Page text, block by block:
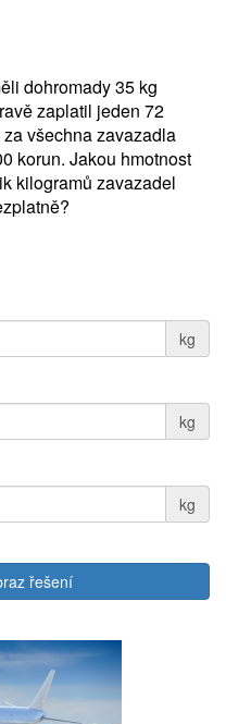
dohromady 35 kg
zaplatil jeden 72
všechna zavazadla
korun. Jakou hmotnost
kilogramů zavazadel
kg
kg
kg
řešení